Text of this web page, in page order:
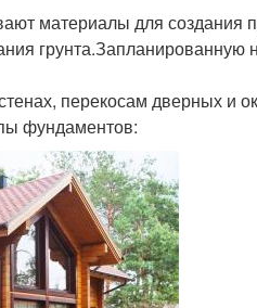
материалы для создания
грунта.Запланированную
перекосам дверных и
фундаментов: